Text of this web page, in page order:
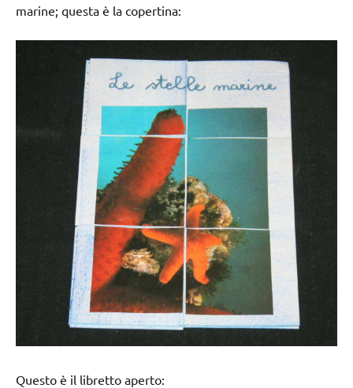
marine; questa è la copertina:
Questo è il libretto aperto: